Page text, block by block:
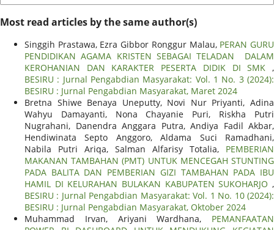
Most read articles by the same author(s)
Singgih Prastawa, Ezra Gibbor Ronggur Malau, PERAN GURU
PENDIDIKAN AGAMA KRISTEN SEBAGAI TELADAN DALAM
KEROHANIAN DAN KARAKTER PESERTA DIDIK DI SMK ,
BESIRU : Jurnal Pengabdian Masyarakat: Vol. 1 No. 3 (2024):
BESIRU : Jurnal Pengabdian Masyarakat, Maret 2024
Bretna Shiwe Benaya Uneputty, Novi Nur Priyanti, Adina
Wahyu Damayanti, Nona Chayanie Puri, Riskha Putri
Nugrahani, Danendra Anggara Putra, Andiya Fadil Akbar,
Hendiwinata Septo Anggoro, Aldama Suci Ramadhani,
Nabila Putri Ariqa, Salman Alfarisy Totalia, PEMBERIAN
MAKANAN TAMBAHAN (PMT) UNTUK MENCEGAH STUNTING
PADA BALITA DAN PEMBERIAN GIZI TAMBAHAN PADA IBU
HAMIL DI KELURAHAN BULAKAN KABUPATEN SUKOHARJO ,
BESIRU : Jurnal Pengabdian Masyarakat: Vol. 1 No. 10 (2024):
BESIRU : Jurnal Pengabdian Masyarakat, Oktober 2024
Muhammad Irvan, Ariyani Wardhana, PEMANFAATAN